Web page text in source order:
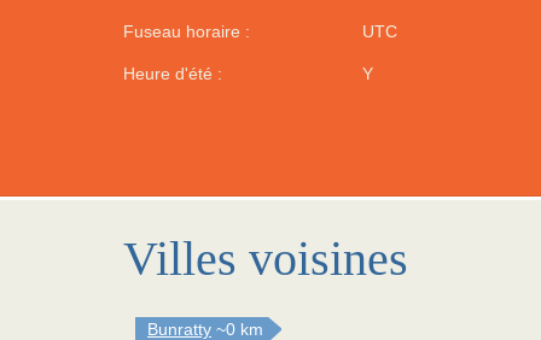
Fuseau horaire : UTC
Heure d'été : Y
Villes voisines
Bunratty ~0 km